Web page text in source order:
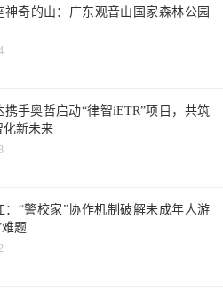
神奇的山：广东观音山国家森林公园
携手奥哲启动“律智iETR”项目，共筑
化新未来
：“警校家”协作机制破解未成年人游
题